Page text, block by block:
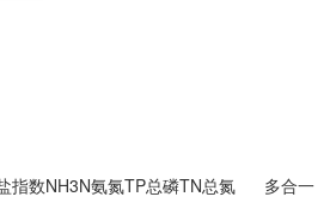
指数NH3N氨氮TP总磷TN总氮 多合一